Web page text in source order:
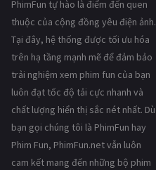
PhimFun tự hào là điểm đến quen
thuộc của cộng đồng yêu điện ảnh.
Tại đây, hệ thống được tối ưu hóa
trên hạ tầng mạnh mẽ để đảm bảo
trải nghiệm xem phim fun của bạn
luôn đạt tốc độ tải cực nhanh và
chất lượng hiển thị sắc nét nhất. Dù
bạn gọi chúng tôi là PhimFun hay
Phim Fun, PhimFun.net vẫn luôn
cam kết mang đến những bộ phim